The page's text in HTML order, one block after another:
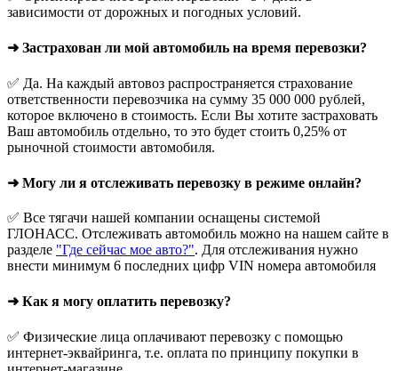
зависимости от дорожных и погодных условий.
➜ Застрахован ли мой автомобиль на время перевозки?
✅ Да. На каждый автовоз распространяется страхование
ответственности перевозчика на сумму 35 000 000 рублей,
которое включено в стоимость. Если Вы хотите застраховать
Ваш автомобиль отдельно, то это будет стоить 0,25% от
рыночной стоимости автомобиля.
➜ Могу ли я отслеживать перевозку в режиме онлайн?
✅ Все тягачи нашей компании оснащены системой
ГЛОНАСС. Отслеживать автомобиль можно на нашем сайте в
разделе "Где сейчас мое авто?". Для отслеживания нужно
внести минимум 6 последних цифр VIN номера автомобиля
➜ Как я могу оплатить перевозку?
✅ Физические лица оплачивают перевозку с помощью
интернет-эквайринга, т.е. оплата по принципу покупки в